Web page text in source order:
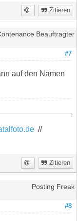
Zitieren
Beauftragter
#7
auf den Namen
//
Zitieren
Posting Freak
#8